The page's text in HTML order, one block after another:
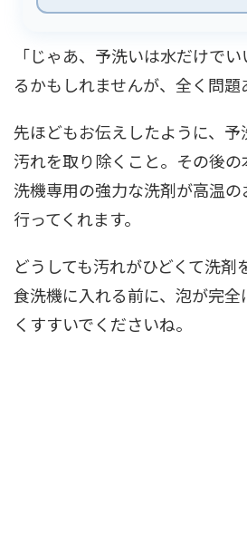
「じゃあ、予洗いは水だけで
るかもしれませんが、全く問題
先ほどもお伝えしたように、
汚れを取り除くこと。その後
洗機専用の強力な洗剤が高温
行ってくれます。
どうしても汚れがひどくて洗剤
食洗機に入れる前に、泡が完
くすすいでくださいね。